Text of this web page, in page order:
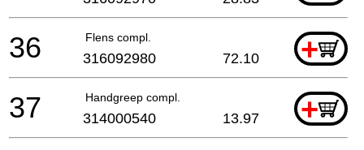
Flens compl. +
36 316092980 72.10
Handgreep compl. +
37 314000540 13.97